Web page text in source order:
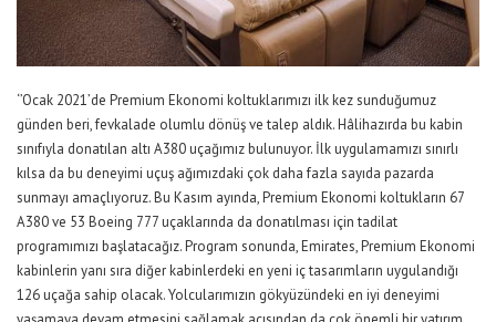
‘’Ocak 2021’de Premium Ekonomi koltuklarımızı ilk kez sunduğumuz
günden beri, fevkalade olumlu dönüş ve talep aldık. Hâlihazırda bu kabin
sınıfıyla donatılan altı A380 uçağımız bulunuyor. İlk uygulamamızı sınırlı
kılsa da bu deneyimi uçuş ağımızdaki çok daha fazla sayıda pazarda
sunmayı amaçlıyoruz. Bu Kasım ayında, Premium Ekonomi koltukların 67
A380 ve 53 Boeing 777 uçaklarında da donatılması için tadilat
programımızı başlatacağız. Program sonunda, Emirates, Premium Ekonomi
kabinlerin yanı sıra diğer kabinlerdeki en yeni iç tasarımların uygulandığı
126 uçağa sahip olacak. Yolcularımızın gökyüzündeki en iyi deneyimi